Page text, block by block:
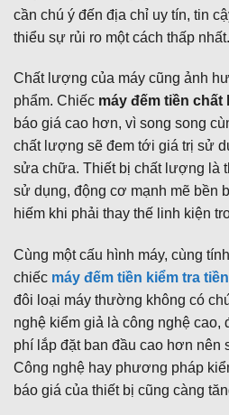
cần chú ý đến địa chỉ uy tín, tin
thiểu sự rủi ro một cách thấp nhất.
Chất lượng của máy cũng ảnh
phẩm. Chiếc máy đếm tiền
báo giá cao hơn, vì song song
chất lượng sẽ đem tới giá trị sử
sửa chữa. Thiết bị chất lượng là
sử dụng, động cơ mạnh mẽ bền
hiếm khi phải thay thế linh kiện
Cùng một cấu hình máy, cùng
chiếc máy đếm tiền kiểm tra
đôi loại máy thường không có
nghệ kiểm giả là công nghệ cao,
phí lắp đặt ban đầu cao hơn nên
Công nghệ hay phương pháp
báo giá của thiết bị cũng càng